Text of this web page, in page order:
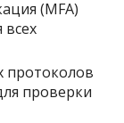
(MFA)
всех
протоколов
проверки